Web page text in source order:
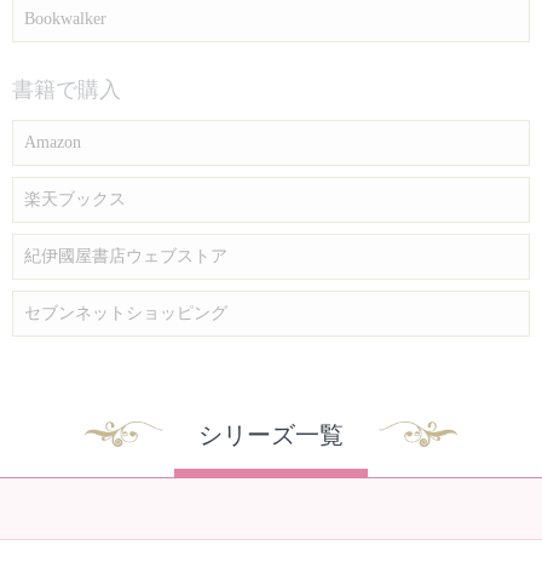
Bookwalker
書籍で購入
Amazon
楽天ブックス
紀伊國屋書店ウェブストア
セブンネットショッピング
シリーズ一覧